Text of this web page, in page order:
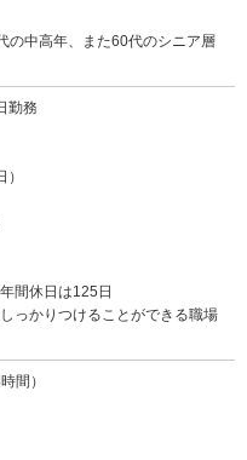
の中高年、また60代のシニア層
勤務
間休日は125日
っかりつけることができる職場
間）